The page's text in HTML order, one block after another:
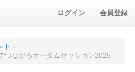
ログイン 会員登録
ト »
つながるオータムセッション2025